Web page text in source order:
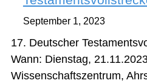
September 1, 2023
17. Deutscher
Wann: Dienstag,
Wissenschaftszentrum,